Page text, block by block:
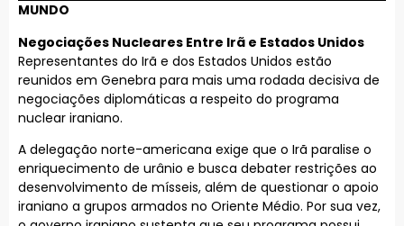
MUNDO
Negociações Nucleares Entre Irã e Estados Unidos
Representantes do Irã e dos Estados Unidos estão
reunidos em Genebra para mais uma rodada decisiva de
negociações diplomáticas a respeito do programa
nuclear iraniano.
A delegação norte-americana exige que o Irã paralise o
enriquecimento de urânio e busca debater restrições ao
desenvolvimento de mísseis, além de questionar o apoio
iraniano a grupos armados no Oriente Médio. Por sua vez,